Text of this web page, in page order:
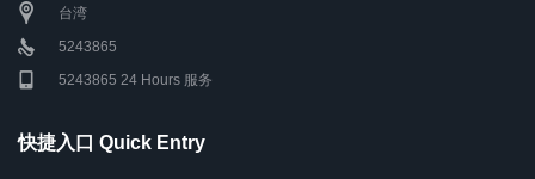
台湾
5243865
5243865 24 Hours 服务
快捷入口 Quick Entry